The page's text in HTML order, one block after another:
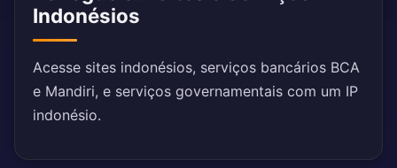
Indonésios
Acesse sites indonésios, serviços bancários BCA
e Mandiri, e serviços governamentais com um IP
indonésio.